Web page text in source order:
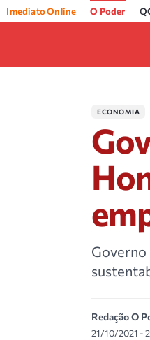
Imediato Online O Poder
ECONOMIA
Governo
Redação O
21/10/2021 -